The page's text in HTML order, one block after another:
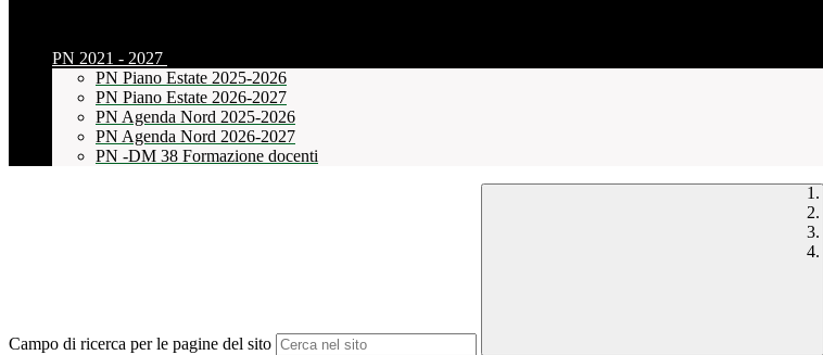
PN 2021 - 2027
PN Piano Estate 2025-2026
PN Piano Estate 2026-2027
PN Agenda Nord 2025-2026
PN Agenda Nord 2026-2027
PN -DM 38 Formazione docenti
Campo di ricerca per le pagine del sito